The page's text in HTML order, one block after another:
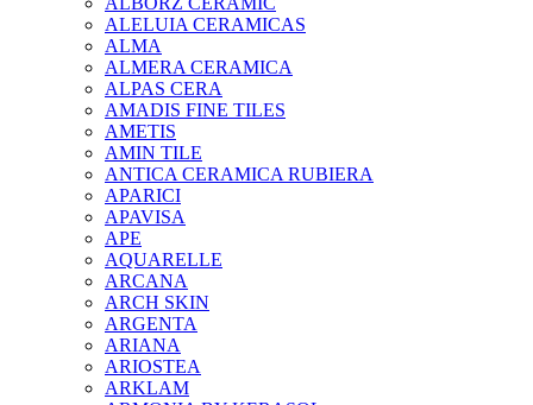
ALELUIA CERAMICAS
ALMA
ALMERA CERAMICA
ALPAS CERA
AMADIS FINE TILES
AMETIS
AMIN TILE
ANTICA CERAMICA RUBIERA
APARICI
APAVISA
APE
AQUARELLE
ARCANA
ARCH SKIN
ARGENTA
ARIANA
ARIOSTEA
ARKLAM